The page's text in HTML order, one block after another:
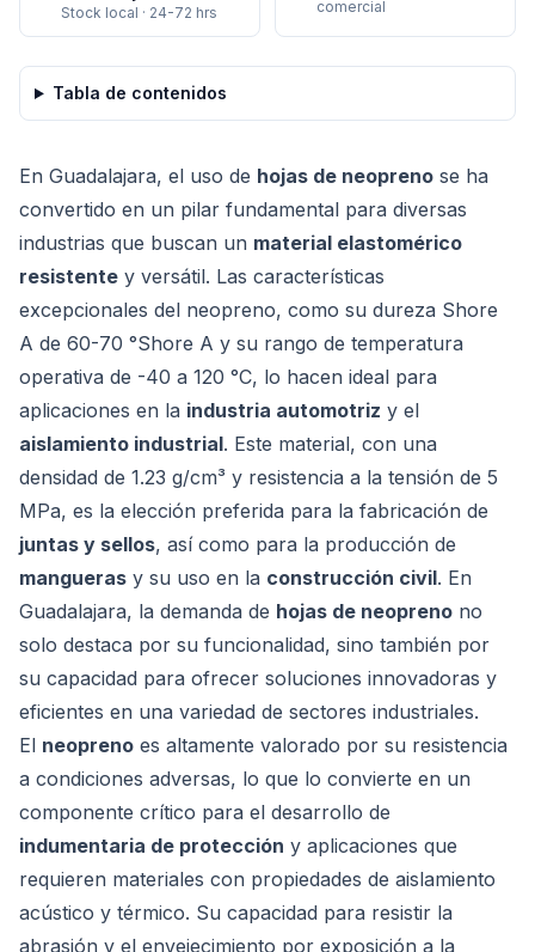
Stock local · 24-72 hrs
comercial
Tabla de contenidos
En Guadalajara, el uso de hojas de neopreno se ha
convertido en un pilar fundamental para diversas
industrias que buscan un material elastomérico
resistente y versátil. Las características
excepcionales del neopreno, como su dureza Shore
A de 60-70 °Shore A y su rango de temperatura
operativa de -40 a 120 °C, lo hacen ideal para
aplicaciones en la industria automotriz y el
aislamiento industrial. Este material, con una
densidad de 1.23 g/cm³ y resistencia a la tensión de 5
MPa, es la elección preferida para la fabricación de
juntas y sellos, así como para la producción de
mangueras y su uso en la construcción civil. En
Guadalajara, la demanda de hojas de neopreno no
solo destaca por su funcionalidad, sino también por
su capacidad para ofrecer soluciones innovadoras y
eficientes en una variedad de sectores industriales.
El neopreno es altamente valorado por su resistencia
a condiciones adversas, lo que lo convierte en un
componente crítico para el desarrollo de
indumentaria de protección y aplicaciones que
requieren materiales con propiedades de aislamiento
acústico y térmico. Su capacidad para resistir la
abrasión y el envejecimiento por exposición a la